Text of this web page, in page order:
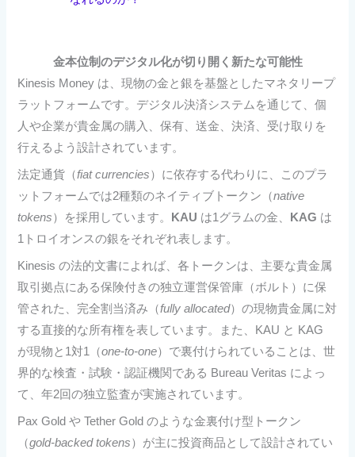
金本位制のデジタル化が切り開く新たな可能性
Kinesis Money は、現物の金と銀を基盤としたマネタリープ
ラットフォームです。デジタル決済システムを通じて、個
人や企業が貴金属の購入、保有、送金、決済、受け取りを
行えるよう設計されています。
法定通貨（fiat currencies）に依存する代わりに、このプラ
ットフォームでは2種類のネイティブトークン（native
tokens）を採用しています。 KAU は1グラムの金、 KAG は
1トロイオンスの銀をそれぞれ表します。
Kinesis の法的文書によれば、各トークンは、主要な貴金属
取引拠点にある保険付きの独立運営保管庫（ボルト）に保
管された、完全割当済み（fully allocated）の現物貴金属に対
する直接的な所有権を表しています。また、KAU と KAG
が現物と1対1（one-to-one）で裏付けられていることは、世
界的な検査・試験・認証機関である Bureau Veritas によっ
て、年2回の独立監査が実施されています。
Pax Gold や Tether Gold のような金裏付け型トークン
（gold-backed tokens）が主に投資商品として設計されてい